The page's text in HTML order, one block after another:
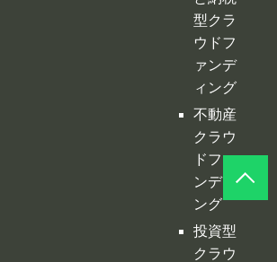
ドファ
ンディ
ング
投資型
クラウ
ドファ
ンディ
ング